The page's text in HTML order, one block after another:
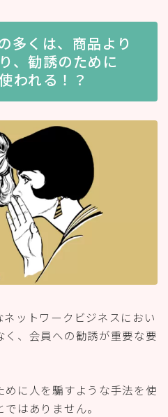
多くは、商品より
、勧誘のために
われる！？
ットワークビジネスにおい
、会員への勧誘が重要な要
めに人を騙すような手法を使
はありません。